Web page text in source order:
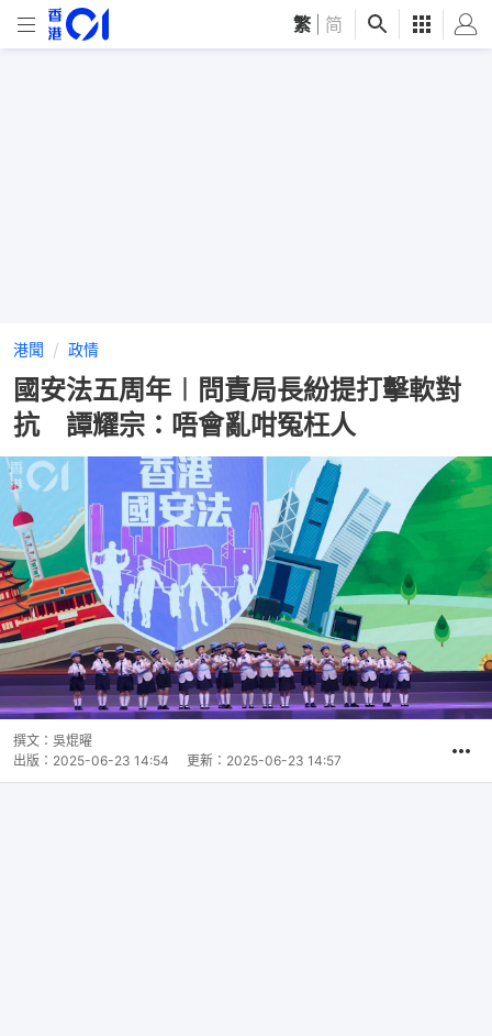
繁 简
港聞 政情
國安法五周年︱問責局長紛提打擊軟對
抗 譚耀宗：唔會亂咁冤枉人
撰文： 吳焜曜
出版： 2025-06-23 14:54 更新： 2025-06-23 14:57